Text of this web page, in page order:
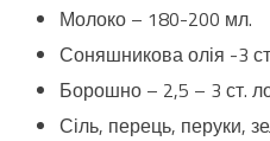
Молоко – 180-200 мл.
Соняшникова олія -3
Борошно – 2,5 – 3 ст.
Сіль, перець, перуки,